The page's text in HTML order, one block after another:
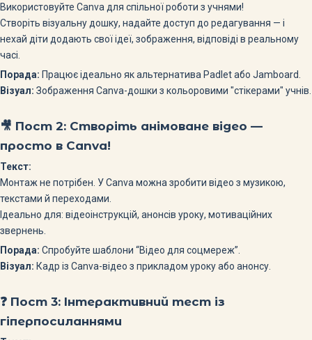
Використовуйте Canva для спільної роботи з учнями!
Створіть візуальну дошку, надайте доступ до редагування — і
нехай діти додають свої ідеї, зображення, відповіді в реальному
часі.
Порада: Працює ідеально як альтернатива Padlet або Jamboard.
Візуал: Зображення Canva-дошки з кольоровими "стікерами" учнів.
🎥 Пост 2: Створіть анімоване відео —
просто в Canva!
Текст:
Монтаж не потрібен. У Canva можна зробити відео з музикою,
текстами й переходами.
Ідеально для: відеоінструкцій, анонсів уроку, мотиваційних
звернень.
Порада: Спробуйте шаблони “Відео для соцмереж”.
Візуал: Кадр із Canva-відео з прикладом уроку або анонсу.
❓ Пост 3: Інтерактивний тест із
гіперпосиланнями